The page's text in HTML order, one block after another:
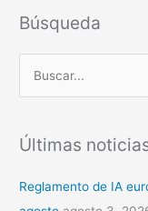
Búsqueda
c
Últimas
Reglamento de IA